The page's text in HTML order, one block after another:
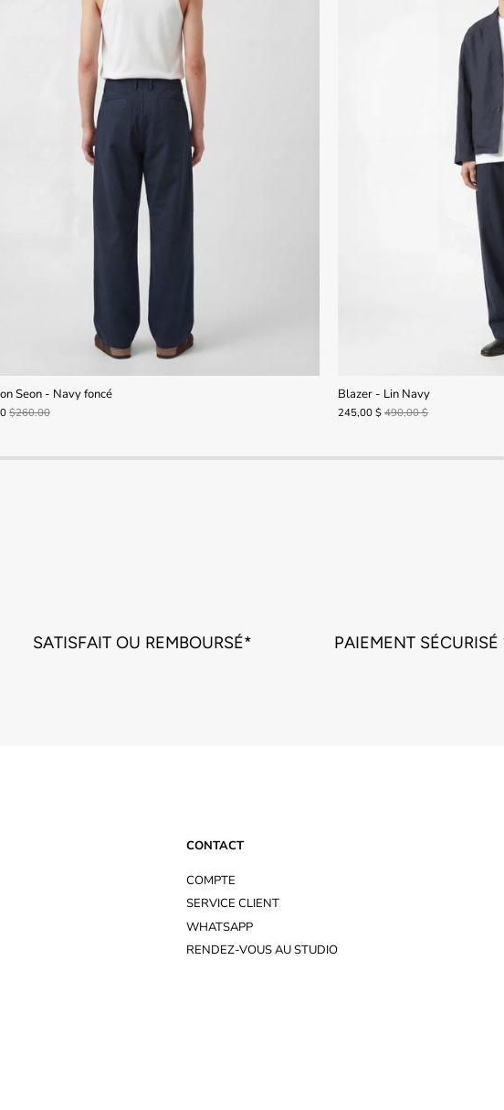
Seon - Navy foncé
$260.00
Blazer - Lin Navy
245,00 $ 490,00 $
SATISFAIT OU REMBOURSÉ* PAIEMENT
CONTACT
COMPTE
SERVICE CLIENT
WHATSAPP
RENDEZ-VOUS AU STUDIO